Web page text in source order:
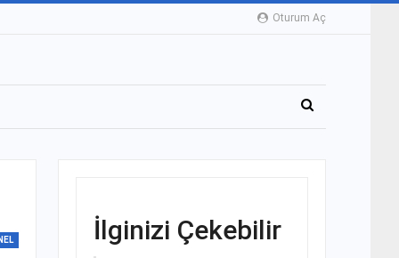
Oturum Aç
İlginizi Çekebilir